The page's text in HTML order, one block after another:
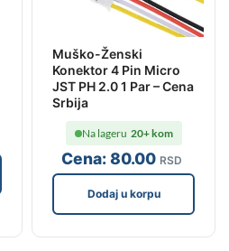
Muško-Ženski
Konektor 4 Pin Micro
JST PH 2.0 1 Par – Cena
Srbija
Cena:80.00 RSD
Na lageru 20+ kom
Dodaj u korpu